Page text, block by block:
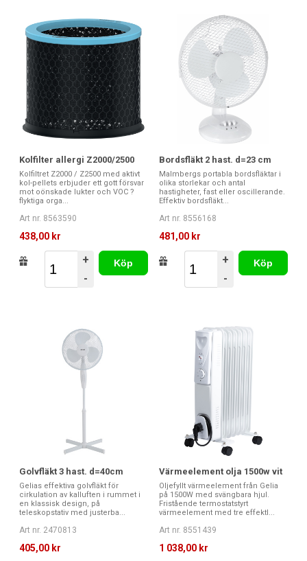
Kolfilter allergi Z2000/2500
Kolfiltret Z2000 / Z2500 med aktivt
kol-pellets erbjuder ett gott försvar
mot oönskade lukter och VOC ?
flyktiga orga...
Art nr. 8563590
438,00 kr
+
-
Köp
Bordsfläkt 2 hast. d=23 cm
Malmbergs portabla bordsfläktar i
olika storlekar och antal
hastigheter, fast eller oscillerande.
Effektiv bordsfläkt...
Art nr. 8556168
481,00 kr
+
-
Köp
Golvfläkt 3 hast. d=40cm
Gelias effektiva golvfläkt för
cirkulation av kalluften i rummet i
en klassisk design, på
teleskopstativ med justerba...
Art nr. 2470813
405,00 kr
Värmeelement olja 1500w vit
Oljefyllt värmeelement från Gelia
på 1500W med svängbara hjul.
Fristående termostatstyrt
värmeelement med tre effektl...
Art nr. 8551439
1 038,00 kr